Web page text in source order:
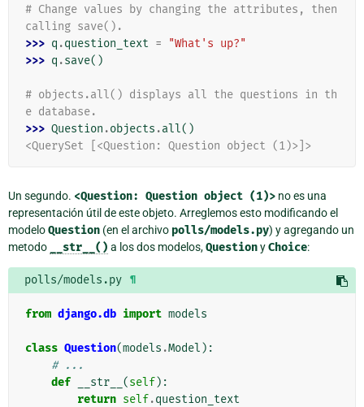
# Change values by changing the attributes, then
calling save().
>>> q .question_text =
"What's up?"
>>> q .save()
# objects.all() displays all the questions in th
e database.
>>> Question .objects .all()
<QuerySet [<Question: Question object (1)>]>
Un segundo. <Question: Question object (1)> no es una
representación útil de este objeto. Arreglemos esto modificando el
modeloQuestion (en el archivo polls/models.py) y agregando un
metodo
__str__() a los dos modelos,QuestionyChoice:
polls/models.py ¶
from django.db import models
class Question(models .Model ):
# ...
def
__str__ (self):
return self.question_text